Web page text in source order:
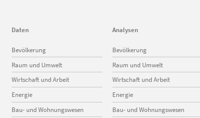
Daten
Navigation
überspringen
Bevölkerung
Raum und Umwelt
Wirtschaft und Arbeit
Energie
Bau- und Wohnungswesen
Analysen
Navigation
überspringen
Bevölkerung
Raum und Umwelt
Wirtschaft und Arbeit
Energie
Bau- und Wohnungswesen